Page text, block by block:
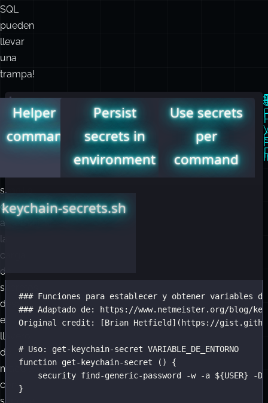
SQL
pueden
llevar
una
trampa!
tienes
sencilla
de
automatizar
la
carga
de
secretos
desde
el
llavero
de
macOS,
con
Original
Brian
Jan
Schaumann.
Helper
commands
Persist
secrets in
environment
Use secrets
per
command
keychain-secrets.sh
### Funciones para establecer y obtener variables
### Adaptado de: https://www.netmeister.org/blog/
Original
credit: [Brian Hetfield] ( https://
# Uso: get-keychain-secret VARIABLE_DE_ENTORNO
function get-keychain-secret () {
security find-generic-password -w -a ${USER} -D
}